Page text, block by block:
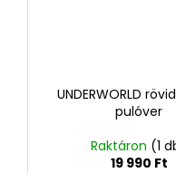
UNDERWORLD
pulóver
Raktáron (1
19 990 Ft